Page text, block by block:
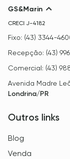
GS&Marin
CRECI J-4182
Fixo: (43) 3344-
Recepção: (43)
Comercial: (43)
Avenida Madre
Londrina/PR
Outros links
Blog
Venda